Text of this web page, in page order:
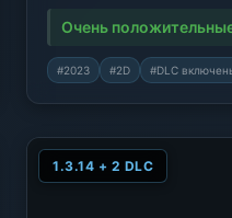
Очень
#2023 #2D #DLC
1.3.14 + 2 DLC